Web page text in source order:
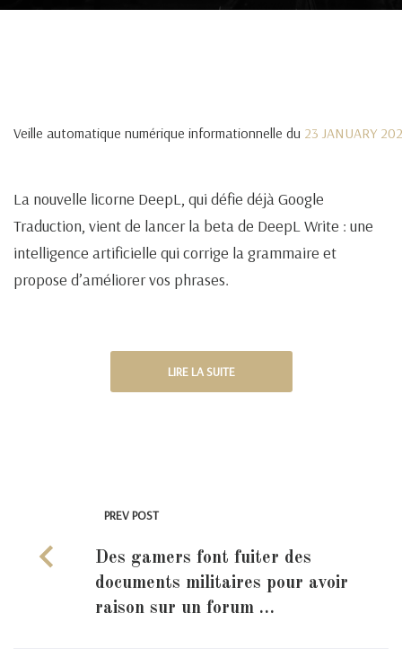
Veille automatique numérique informationnelle du 23 JANUARY
La nouvelle licorne DeepL, qui défie déjà Google
Traduction, vient de lancer la beta de DeepL Write : une
intelligence artificielle qui corrige la grammaire et
propose d’améliorer vos phrases.
LIRE LA SUITE
PREV POST
Des gamers font fuiter des
documents militaires pour avoir
raison sur un forum …